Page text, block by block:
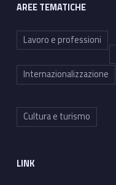
AREE TEMATICHE
Lavoro e professioni
Internazionalizzazione
Cultura e turismo
LINK